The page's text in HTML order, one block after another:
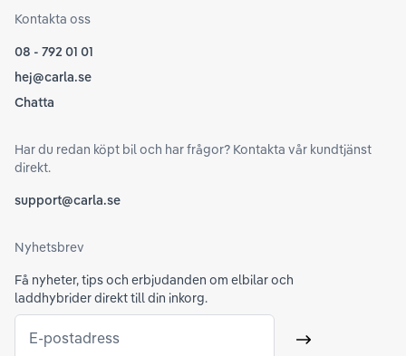
Kontakta oss
08 - 792 01 01
hej@carla.se
Chatta
Har du redan köpt bil och har frågor? Kontakta vår kundtjänst
direkt.
support@carla.se
Nyhetsbrev
Få nyheter, tips och erbjudanden om elbilar och
laddhybrider direkt till din inkorg.
E-postadress Skicka